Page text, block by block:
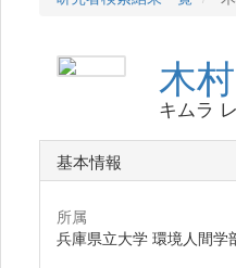
木
キムラ
基本情報
所属
兵庫県立大学 環境人間学